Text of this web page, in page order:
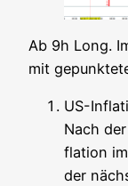
Ab 9h Long.
mit
US-
Nach
fla­ti­on
der